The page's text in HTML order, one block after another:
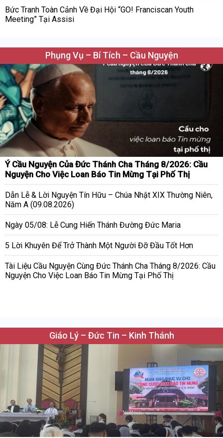
Bức Tranh Toàn Cảnh Về Đại Hội “GO! Franciscan Youth
Meeting” Tại Assisi
Phụng Vụ – Bí Tích – Cầu Nguyện
Ý Cầu Nguyện Của Đức Thánh Cha Tháng 8/2026: Cầu
Nguyện Cho Việc Loan Báo Tin Mừng Tại Phố Thị
Dẫn Lễ & Lời Nguyện Tín Hữu – Chúa Nhật XIX Thường Niên,
Năm A (09.08.2026)
Ngày 05/08: Lễ Cung Hiến Thánh Đường Đức Maria
5 Lời Khuyên Để Trở Thành Một Người Đỡ Đầu Tốt Hơn
Tài Liệu Cầu Nguyện Cùng Đức Thánh Cha Tháng 8/2026: Cầu
Nguyện Cho Việc Loan Báo Tin Mừng Tại Phố Thị
Giáo Lý – Đức Tin – Kinh Thánh